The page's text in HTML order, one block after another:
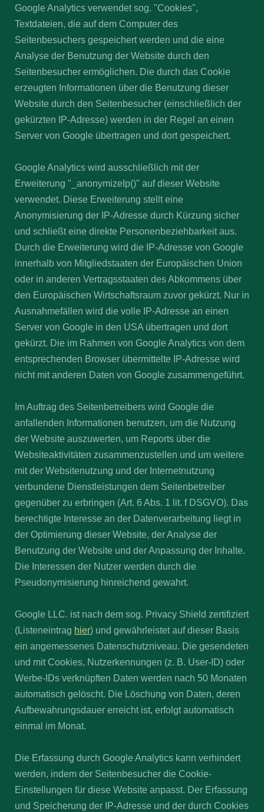
Google Analytics verwendet sog. "Cookies",
Textdateien, die auf dem Computer des
Seitenbesuchers gespeichert werden und die eine
Analyse der Benutzung der Website durch den
Seitenbesucher ermöglichen. Die durch das Cookie
erzeugten Informationen über die Benutzung dieser
Website durch den Seitenbesucher (einschließlich der
gekürzten IP-Adresse) werden in der Regel an einen
Server von Google übertragen und dort gespeichert.
Google Analytics wird ausschließlich mit der
Erweiterung "_anonymizeIp()" auf dieser Website
verwendet. Diese Erweiterung stellt eine
Anonymisierung der IP-Adresse durch Kürzung sicher
und schließt eine direkte Personenbeziehbarkeit aus.
Durch die Erweiterung wird die IP-Adresse von Google
innerhalb von Mitgliedstaaten der Europäischen Union
oder in anderen Vertragsstaaten des Abkommens über
den Europäischen Wirtschaftsraum zuvor gekürzt. Nur in
Ausnahmefällen wird die volle IP-Adresse an einen
Server von Google in den USA übertragen und dort
gekürzt. Die im Rahmen von Google Analytics von dem
entsprechenden Browser übermittelte IP-Adresse wird
nicht mit anderen Daten von Google zusammengeführt.
Im Auftrag des Seitenbetreibers wird Google die
anfallenden Informationen benutzen, um die Nutzung
der Website auszuwerten, um Reports über die
Websiteaktivitäten zusammenzustellen und um weitere
mit der Websitenutzung und der Internetnutzung
verbundene Dienstleistungen dem Seitenbetreiber
gegenüber zu erbringen (Art. 6 Abs. 1 lit. f DSGVO). Das
berechtigte Interesse an der Datenverarbeitung liegt in
der Optimierung dieser Website, der Analyse der
Benutzung der Website und der Anpassung der Inhalte.
Die Interessen der Nutzer werden durch die
Pseudonymisierung hinreichend gewahrt.
Google LLC. ist nach dem sog. Privacy Shield zertifiziert
(Listeneintrag hier) und gewährleistet auf dieser Basis
ein angemessenes Datenschutzniveau. Die gesendeten
und mit Cookies, Nutzerkennungen (z. B. User-ID) oder
Werbe-IDs verknüpften Daten werden nach 50 Monaten
automatisch gelöscht. Die Löschung von Daten, deren
Aufbewahrungsdauer erreicht ist, erfolgt automatisch
einmal im Monat.
Die Erfassung durch Google Analytics kann verhindert
werden, indem der Seitenbesucher die Cookie-
Einstellungen für diese Website anpasst. Der Erfassung
und Speicherung der IP-Adresse und der durch Cookies